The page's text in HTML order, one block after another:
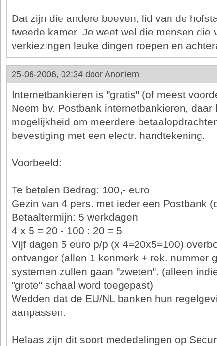
Dat zijn die andere boeven, lid van de
tweede kamer. Je weet wel die mensen die
verkiezingen leuke dingen roepen en
25-06-2006, 02:34 door Anoniem
Internetbankieren is "gratis" (of meest
Neem bv. Postbank internetbankieren, daar
mogelijkheid om meerdere
bevestiging met een electr. handtekening.
Voorbeeld:
Te betalen Bedrag: 100,- euro
Gezin van 4 pers. met ieder een Postbank
Betaaltermijn: 5 werkdagen
4 x 5 = 20 - 100 : 20 = 5
Vijf dagen 5 euro p/p (x 4=20x5=100)
ontvanger (allen 1 kenmerk + rek. nummer
systemen zullen gaan "zweten". (alleen
"grote" schaal word toegepast)
Wedden dat de EU/NL banken hun
aanpassen.
Helaas zijn dit soort mededelingen op